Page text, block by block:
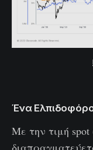
Ένα
Με την τιμή